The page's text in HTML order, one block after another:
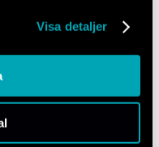
Visa detaljer
arbetar våra
och använder
som är